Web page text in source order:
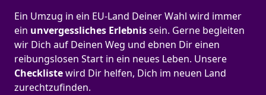
Ein Umzug in ein EU-Land Deiner Wahl wird immer
ein unvergessliches Erlebnissein. Gerne begleiten
wir Dich auf Deinen Weg und ebnen Dir einen
reibungslosen Start in ein neues Leben. Unsere
Checklistewird Dir helfen, Dich im neuen Land
zurechtzufinden.